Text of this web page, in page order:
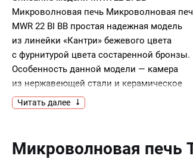
Микроволновая печь Микроволновая
MWR 22 BI BB простая надежная модель
из линейки «Кантри» бежевого цвета
с фурнитурой цвета состаренной бронзы.
Особенность данной модели — камера
из нержавеющей стали и керамическое
основание без поворотного столика, а
пять уровней мощности микроволн и
Ключевые преимущества:
Читать далее
Микроволновая печь